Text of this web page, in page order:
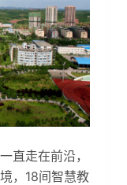
直走在前沿，
，18间智慧教